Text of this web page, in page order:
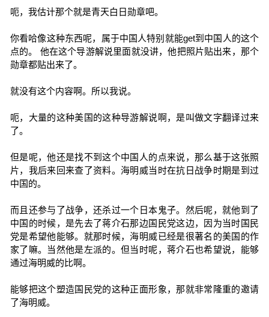
呃，我估计那个就是青天白日勋章吧。
你看哈像这种东西呢，属于中国人特别就能get到中国人的这个
点的。 他在这个导游解说里面就没讲，他把照片贴出来，那个
勋章都贴出来了。
就没有这个内容啊。所以我说。
呃，大量的这种美国的这种导游解说啊，是叫做文字翻译过来
了。
但是呢，他还是找不到这个中国人的点来说，那么基于这张照
片，我后来回来查了资料。海明威当时在抗日战争时期是到过
中国的。
而且还参与了战争，还杀过一个日本鬼子。然后呢，就他到了
中国的时候，是先去了蒋介石那边国民党这边，因为当时国民
党是希望他能够。就那时候，海明威已经是很著名的美国的作
家了嘛。当然他是左派的。但当时呢，蒋介石也希望说，能够
通过海明威的比啊。
能够把这个塑造国民党的这种正面形象，那就非常隆重的邀请
了海明威。